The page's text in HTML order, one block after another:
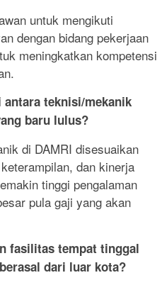
untuk mengikuti
dengan bidang pekerjaan
meningkatkan kompetensi
antara teknisi/mekanik
baru lulus?
di DAMRI disesuaikan
dan kinerja
tinggi pengalaman
pula gaji yang akan
fasilitas tempat tinggal
dari luar kota?